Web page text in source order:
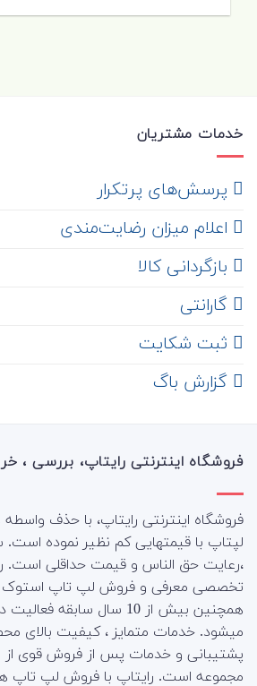
خدمات مشتریان
‌ پرسش‌های پرتکرار
اعلام میزان رضایت‌مندی
‌ بازگردانی کالا
گارانتی
ثبت شکایت
‌ گزارش باگ
فروشگاه اینترنتی رایتاپ، بررسی ،
فروشگاه اینترنتی رایتاپ، با حذف
لپتاپ با قیمتهایی کم نظیر نموده است.
،رعایت حق الناس و قیمت حداقلی است.
تخصصی معرفی و فروش لپ تاپ استوک
همچنین بیش از 10 سال سابقه
میشود. خدمات متمایز ، کیفیت بالای
پشتیبانی و خدمات پس از فروش قوی از
مجموعه است. رایتاپ با فروش لپ تاپ